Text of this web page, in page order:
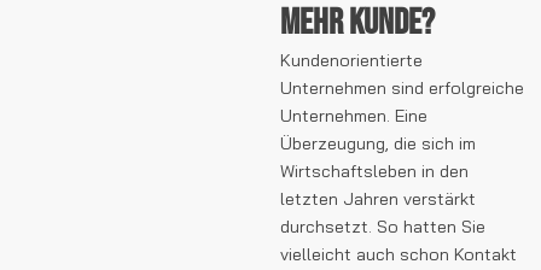
mehr Kunde?
Kundenorientierte
Unternehmen sind erfolgreiche
Unternehmen. Eine
Überzeugung, die sich im
Wirtschaftsleben in den
letzten Jahren verstärkt
durchsetzt. So hatten Sie
vielleicht auch schon Kontakt